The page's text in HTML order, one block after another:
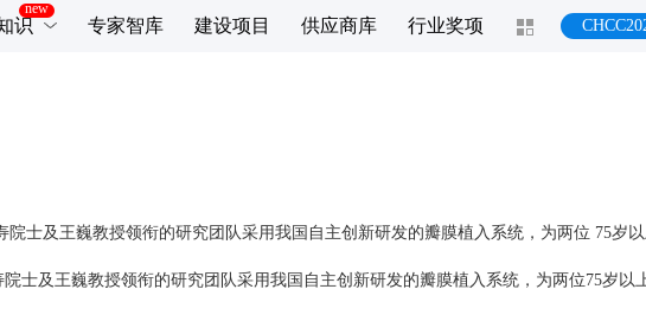
识 专家智库 建设项目 供应商库 行业奖项
及王巍教授领衔的研究团队采用我国自主创新研发的瓣膜植入系统，为两位 75岁
士及王巍教授领衔的研究团队采用我国自主创新研发的瓣膜植入系统，为两位75岁以